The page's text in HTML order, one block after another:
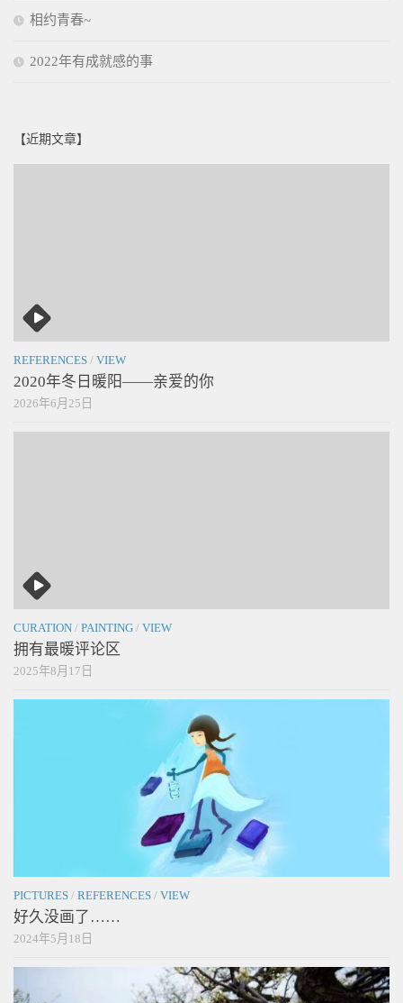
相约青春~
2022年有成就感的事
【近期文章】
REFERENCES / VIEW
2020年冬日暖阳——亲爱的你
2026年6月25日
CURATION / PAINTING / VIEW
拥有最暖评论区
2025年8月17日
PICTURES / REFERENCES / VIEW
好久没画了……
2024年5月18日